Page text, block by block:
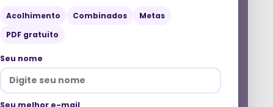
Acolhimento Combinados
Metas
PDF gratuito
Seu nome